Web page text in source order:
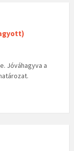
Jóváhagyva a